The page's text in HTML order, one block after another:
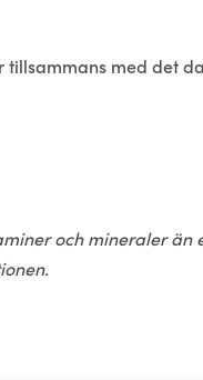
tillsammans med det
och mineraler än